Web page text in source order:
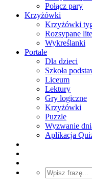
Połącz pary
Krzyżówki
Krzyżówki
Rozsypane
Wykreślanki
Portale
Dla dzieci
Szkoła
Liceum
Lektury
Gry logiczne
Krzyżówki
Puzzle
Wyzwanie
Aplikacja